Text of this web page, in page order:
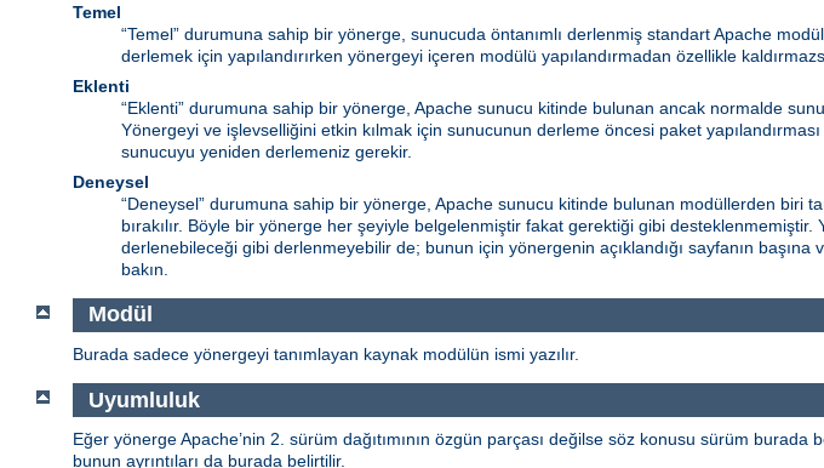
Temel
“Temel” durumuna sahip bir yönerge, sunucuda öntanımlı derlenmiş standart Apache
derlemek için yapılandırırken yönergeyi içeren modülü yapılandırmadan özellikle
Eklenti
“Eklenti” durumuna sahip bir yönerge, Apache sunucu kitinde bulunan ancak normalde
Yönergeyi ve işlevselliğini etkin kılmak için sunucunun derleme öncesi paket
sunucuyu yeniden derlemeniz gerekir.
Deneysel
“Deneysel” durumuna sahip bir yönerge, Apache sunucu kitinde bulunan modüllerden biri
bırakılır. Böyle bir yönerge her şeyiyle belgelenmiştir fakat gerektiği gibi
derlenebileceği gibi derlenmeyebilir de; bunun için yönergenin açıklandığı sayfanın
bakın.
Modül
Burada sadece yönergeyi tanımlayan kaynak modülün ismi yazılır.
Uyumluluk
Eğer yönerge Apache’nin 2. sürüm dağıtımının özgün parçası değilse söz konusu sürüm burada
bunun ayrıntıları da burada belirtilir.